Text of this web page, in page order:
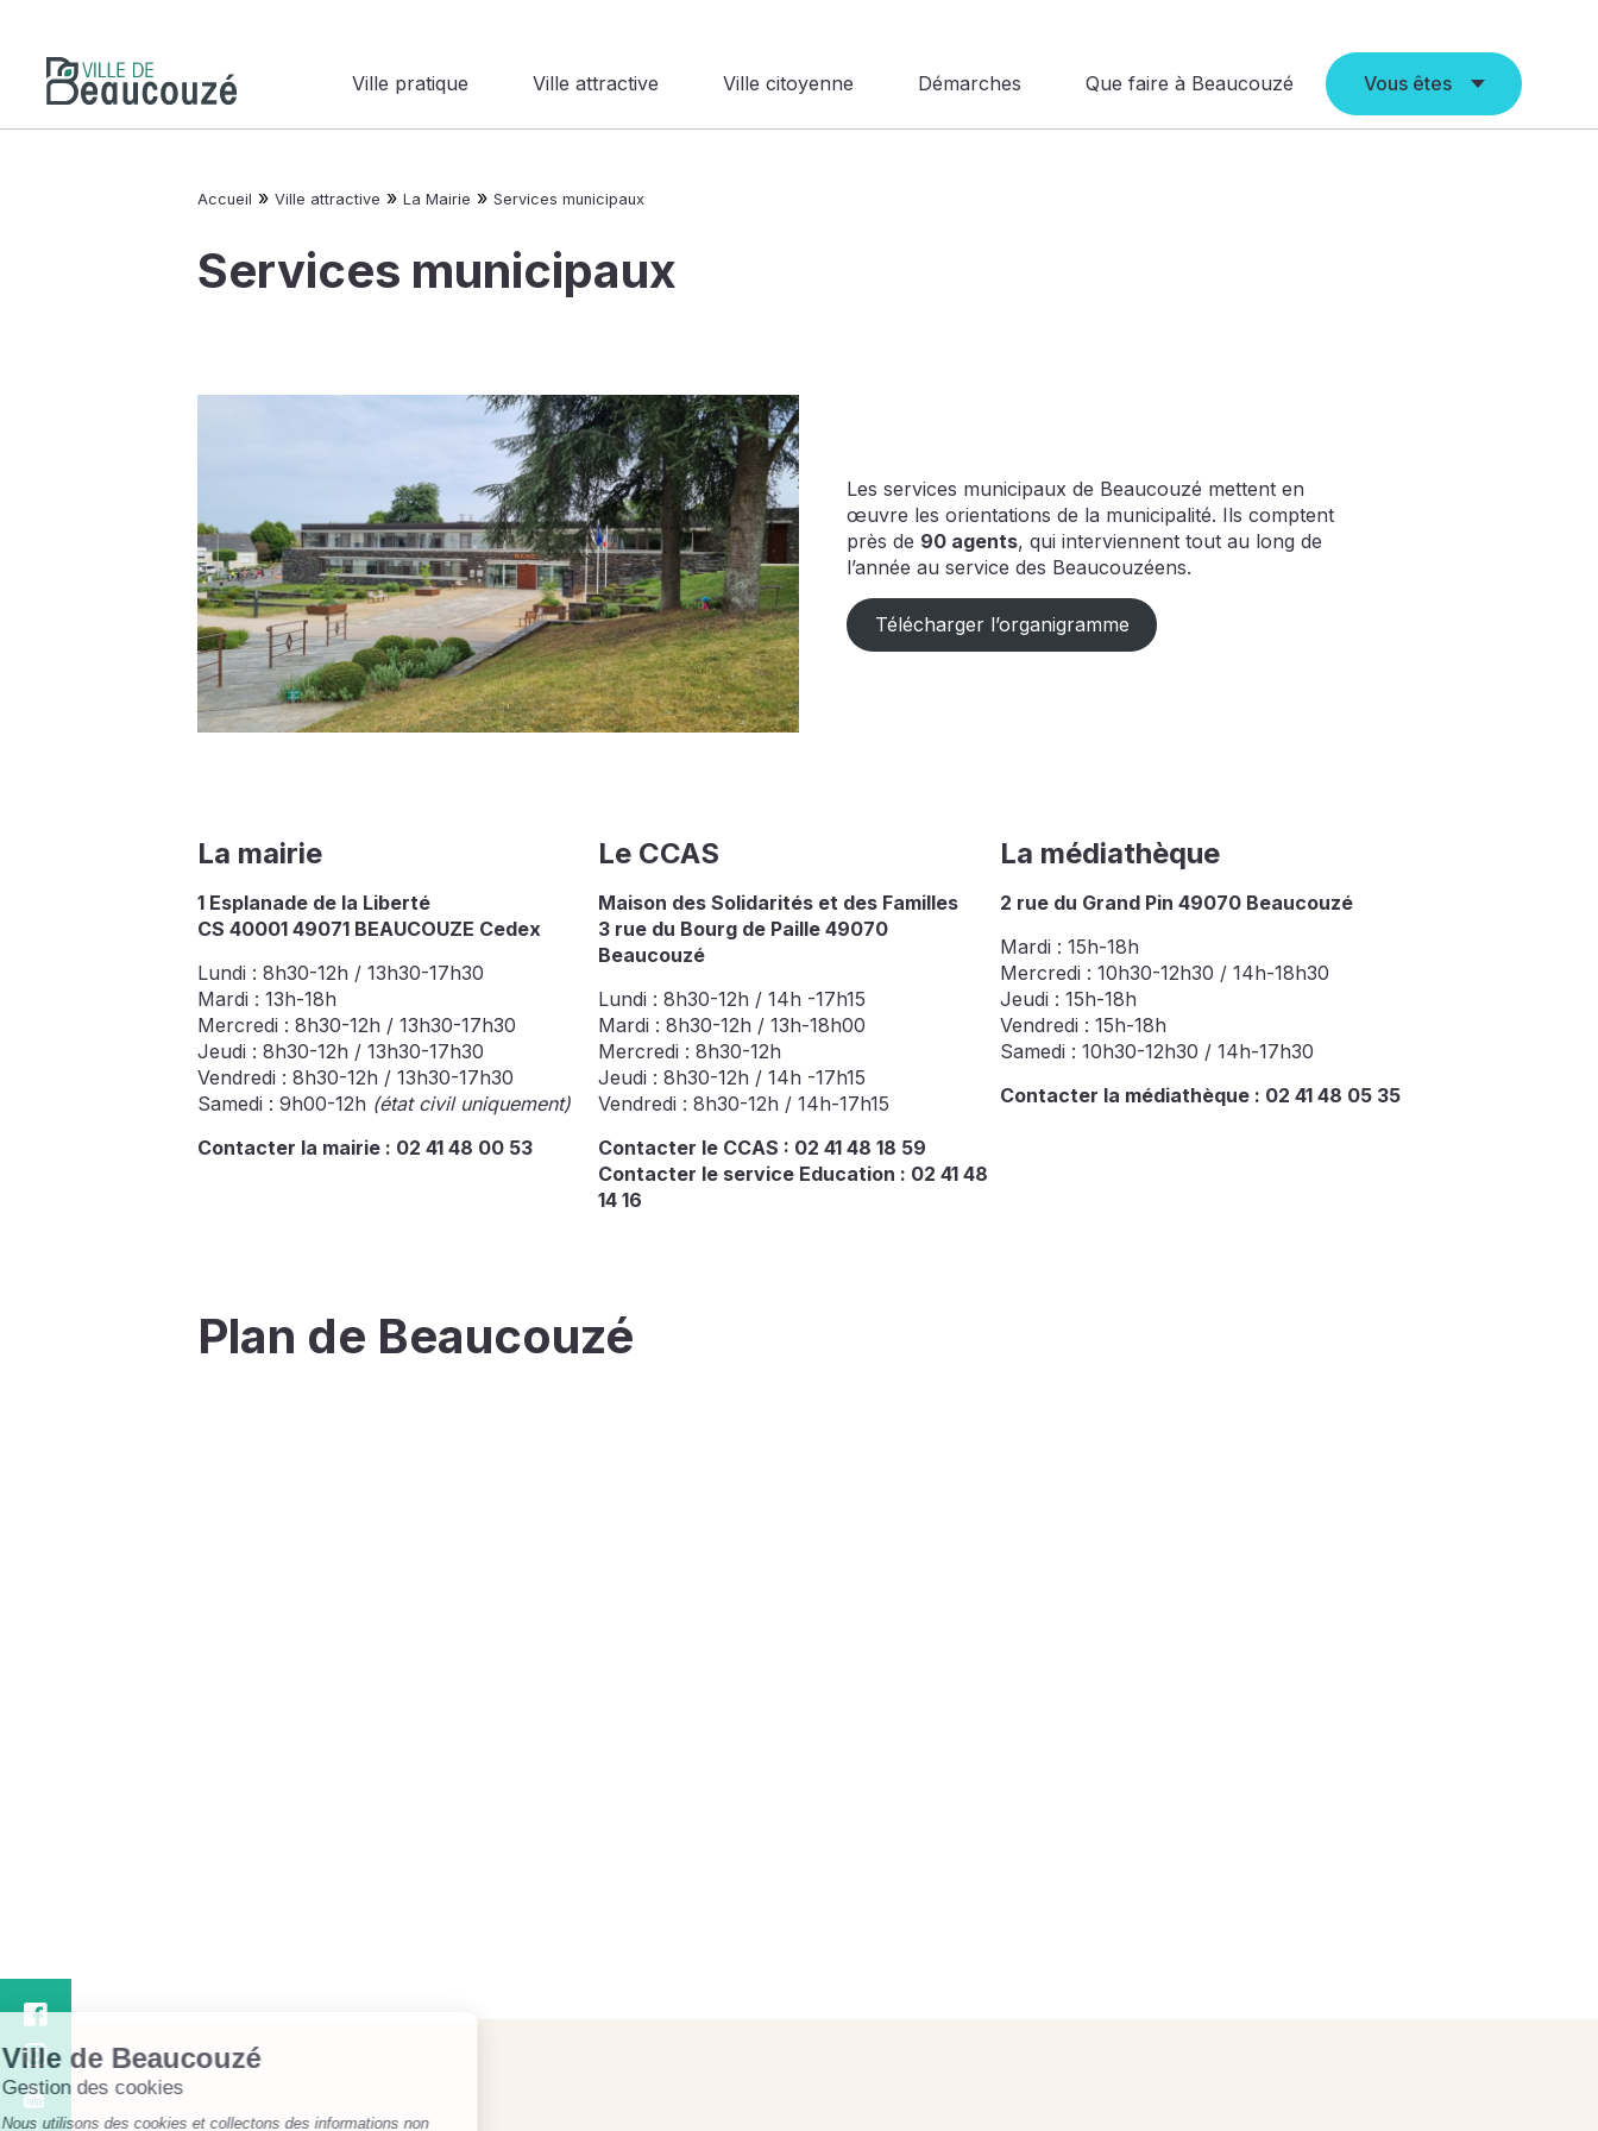
Ville pratique Ville attractive Ville citoyenne Démarches Que faire à Beaucouzé Vous êtes
Accueil » Ville attractive » La Mairie » Services municipaux
Services municipaux
Les services municipaux de Beaucouzé mettent en
œuvre les orientations de la municipalité. Ils comptent
près de 90 agents, qui interviennent tout au long de
l’année au service des Beaucouzéens.
Télécharger l’organigramme
La mairie
1 Esplanade de la Liberté
CS 40001 49071 BEAUCOUZE Cedex
Lundi : 8h30-12h / 13h30-17h30
Mardi : 13h-18h
Mercredi : 8h30-12h / 13h30-17h30
Jeudi : 8h30-12h / 13h30-17h30
Vendredi : 8h30-12h / 13h30-17h30
Samedi : 9h00-12h (état civil uniquement)
Contacter la mairie : 02 41 48 00 53
Le CCAS
Maison des Solidarités et des Familles
3 rue du Bourg de Paille 49070
Beaucouzé
Lundi : 8h30-12h / 14h -17h15
Mardi : 8h30-12h / 13h-18h00
Mercredi : 8h30-12h
Jeudi : 8h30-12h / 14h -17h15
Vendredi : 8h30-12h / 14h-17h15
Contacter le CCAS : 02 41 48 18 59
Contacter le service Education : 02 41 48
14 16
La médiathèque
2 rue du Grand Pin 49070 Beaucouzé
Mardi : 15h-18h
Mercredi : 10h30-12h30 / 14h-18h30
Jeudi : 15h-18h
Vendredi : 15h-18h
Samedi : 10h30-12h30 / 14h-17h30
Contacter la médiathèque : 02 41 48 05 35
Plan de Beaucouzé